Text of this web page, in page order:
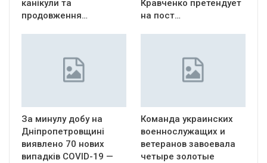
канікули та
продовження…
Кравченко претендует
на пост…
За минулу добу на
Дніпропетровщині
виявлено 70 нових
випадків COVID-19 —
Команда украинских
военнослужащих и
ветеранов завоевала
четыре золотые